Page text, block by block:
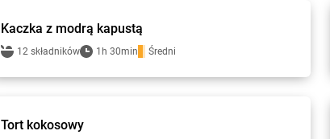
Kaczka z modrą kapustą
12 składników 1h 30min Średni
Gotuję z Lewiatanem
Tort kokosowy